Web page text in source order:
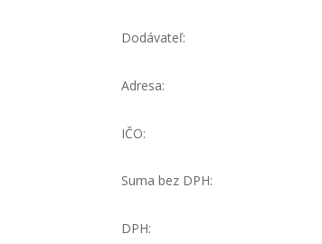
Dodávateľ:
Adresa:
IČO:
Suma bez DPH:
DPH: